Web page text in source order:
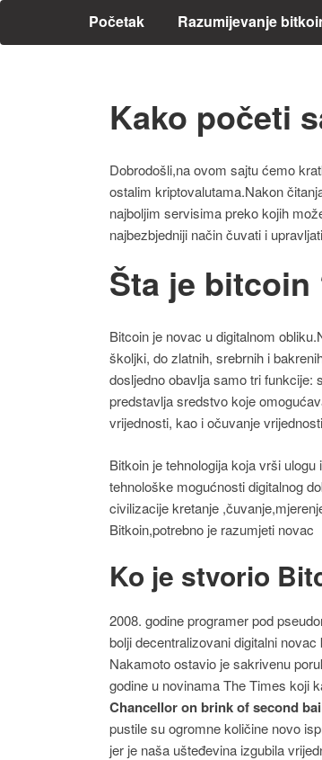
Početak Razumijevanje
Kako početi
Dobrodošli,na ovom sajtu ćemo
ostalim kriptovalutama.Nakon
najboljim servisima preko kojih
najbezbjedniji način čuvati i
Šta je bitcoin
Bitcoin je novac u digitalnom
školjki, do zlatnih, srebrnih i
dosljedno obavlja samo tri
predstavlja sredstvo koje
vrijednosti, kao i očuvanje
Bitkoin je tehnologija koja vrši
tehnološke mogućnosti digitalnog
civilizacije kretanje
Bitkoin,potrebno je razumjeti novac
Ko je stvorio
2008. godine programer pod
bolji decentralizovani digitalni
Nakamoto ostavio je sakrivenu
godine u novinama The Times koji
Chancellor on brink of second
pustile su ogromne količine novo
jer je naša ušteđevina izgubila